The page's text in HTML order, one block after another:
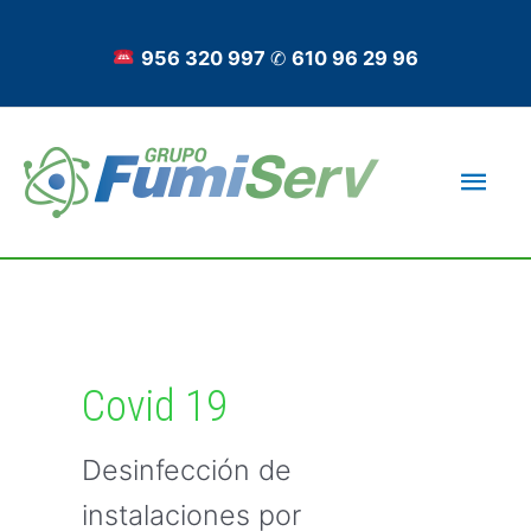
956 320 997 ✆ 610 96 29 96
Covid 19
Desinfección de
instalaciones por